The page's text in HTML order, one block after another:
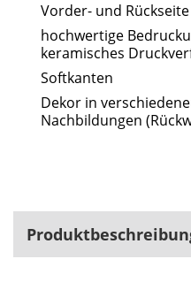
Vorder- und
hochwertige
keramisches
Softkanten
Dekor in
Nachbildungen